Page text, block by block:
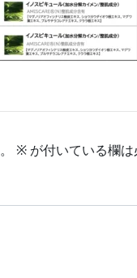
※ が付いている欄